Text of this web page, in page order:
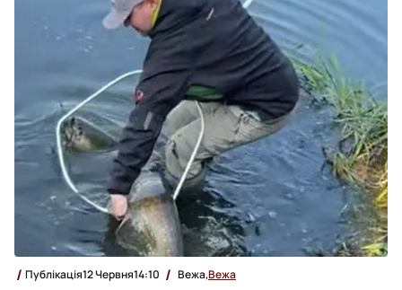
Публікація12 Червня14:10 Вежа,Вежа